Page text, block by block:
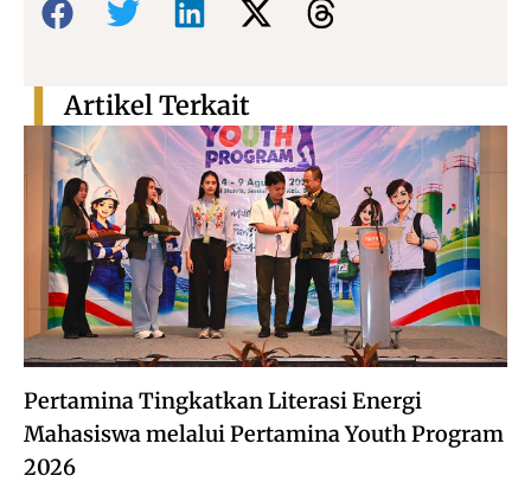
Pertamina Tingkatkan Literasi Energi
Mahasiswa melalui Pertamina Youth Program
2026
Artikel Terkait